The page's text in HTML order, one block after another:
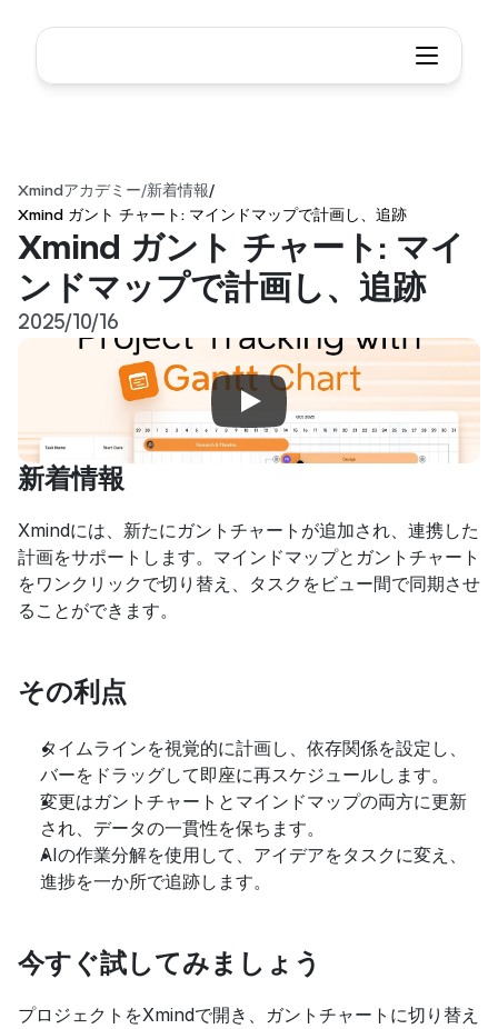
Xmindアカデミー/新着情報/
Xmind ガント チャート: マインドマップで計画し、追跡
Xmind ガント チャート: マイ
ンドマップで計画し、追跡
2025/10/16
新着情報
Xmindには、新たにガントチャートが追加され、連携した
計画をサポートします。マインドマップとガントチャート
をワンクリックで切り替え、タスクをビュー間で同期させ
ることができます。
その利点
タイムラインを視覚的に計画し、依存関係を設定し、
バーをドラッグして即座に再スケジュールします。
変更はガントチャートとマインドマップの両方に更新
され、データの一貫性を保ちます。
AIの作業分解を使用して、アイデアをタスクに変え、
進捗を一か所で追跡します。
今すぐ試してみましょう
プロジェクトをXmindで開き、ガントチャートに切り替え